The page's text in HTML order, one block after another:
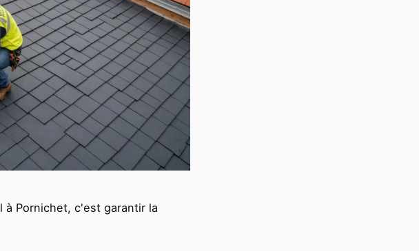
Pornichet, c'est garantir la